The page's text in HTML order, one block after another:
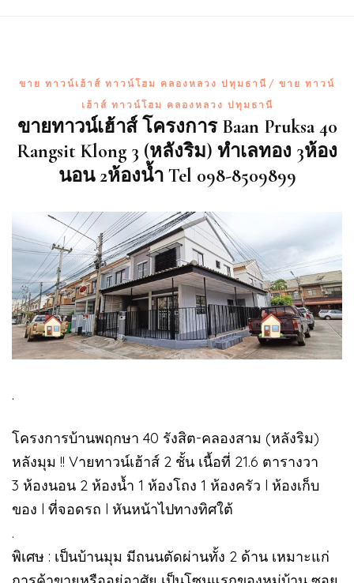
ขาย ทาวน์เฮ้าส์ ทาวน์โฮม คลองหลวง ปทุมธานี
ขาย ทาวน์
เฮ้าส์ ทาวน์โฮม คลองหลวง ปทุมธานี
ขายทาวน์เฮ้าส์ โครงการ Baan Pruksa 40
Rangsit Klong 3 (หลังริม) ทำเลทอง 3ห้อง
นอน 2ห้องน้ำ Tel 098-8509899
.
โครงการบ้านพฤกษา 40 รังสิต-คลองสาม (หลังริม)
หลังมุม !! Vายทาวน์เฮ้าส์ 2 ชั้น เนื้อที่ 21.6 ตารางวา
3 ห้องนอน 2 ห้องน้ำ 1 ห้องโถง 1 ห้องครัว l ห้องเก็บ
ของ l ที่จอดรถ l หันหน้าไปทางทิศใต้
.
พิเศษ : เป็นบ้านมุม มีถนนตัดผ่านทั้ง 2 ด้าน เหมาะแก่